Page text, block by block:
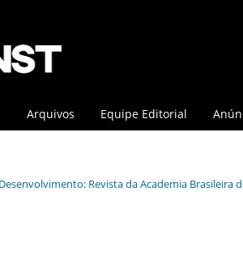
Arquivos Equipe Editorial
Revista da Academia Brasileira